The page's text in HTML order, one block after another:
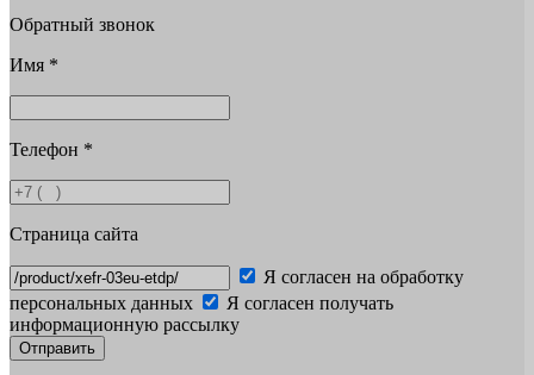
Обратный звонок
Имя *
Телефон *
Страница сайта
Я согласен на обработку
персональных данных
Я согласен получать
информационную рассылку
Отправить